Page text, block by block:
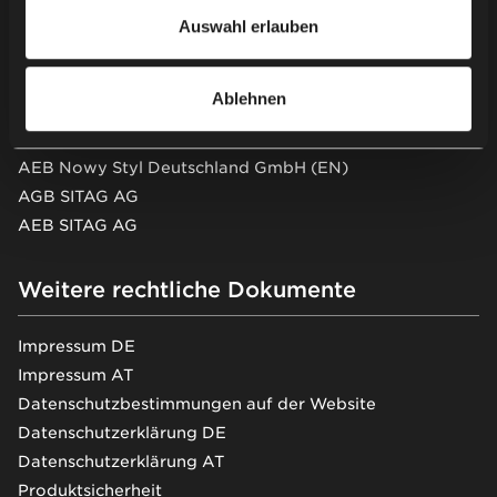
Auswahl erlauben
Ablehnen
AGB Nowy Styl GmbH
AEB Nowy Styl GmbH
AGB Nowy Styl Deutschland GmbH
AEB Nowy Styl Deutschland GmbH
AEB Nowy Styl Deutschland GmbH (EN)
AGB SITAG AG
AEB SITAG AG
Weitere rechtliche Dokumente
Impressum DE
Impressum AT
Datenschutzbestimmungen auf der Website
Datenschutzerklärung DE
Datenschutzerklärung AT
Produktsicherheit